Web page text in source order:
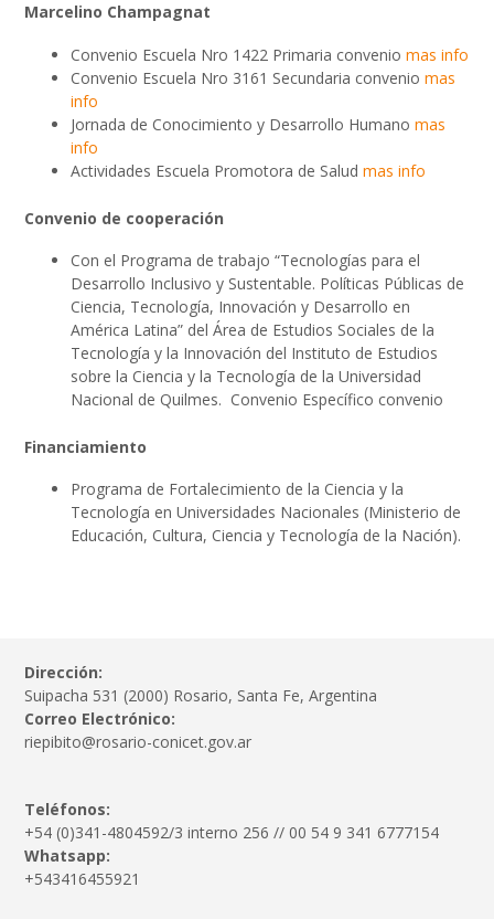
Marcelino Champagnat
Convenio Escuela Nro 1422 Primaria convenio mas info
Convenio Escuela Nro 3161 Secundaria convenio mas
info
Jornada de Conocimiento y Desarrollo Humano mas
info
Actividades Escuela Promotora de Salud mas info
Convenio de cooperación
Con el Programa de trabajo “Tecnologías para el
Desarrollo Inclusivo y Sustentable. Políticas Públicas de
Ciencia, Tecnología, Innovación y Desarrollo en
América Latina” del Área de Estudios Sociales de la
Tecnología y la Innovación del Instituto de Estudios
sobre la Ciencia y la Tecnología de la Universidad
Nacional de Quilmes. Convenio Específico convenio
Financiamiento
Programa de Fortalecimiento de la Ciencia y la
Tecnología en Universidades Nacionales (Ministerio de
Educación, Cultura, Ciencia y Tecnología de la Nación).
Dirección:
Suipacha 531 (2000) Rosario, Santa Fe, Argentina
Correo Electrónico:
riepibito@rosario-conicet.gov.ar
Teléfonos:
+54 (0)341-4804592/3 interno 256 // 00 54 9 341 6777154
Whatsapp:
+543416455921